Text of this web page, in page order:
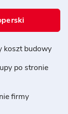
koszt budowy
po stronie
firmy